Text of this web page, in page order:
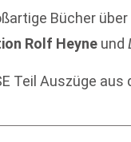
Bücher
Rolf Heyne und
Teil Auszüge aus